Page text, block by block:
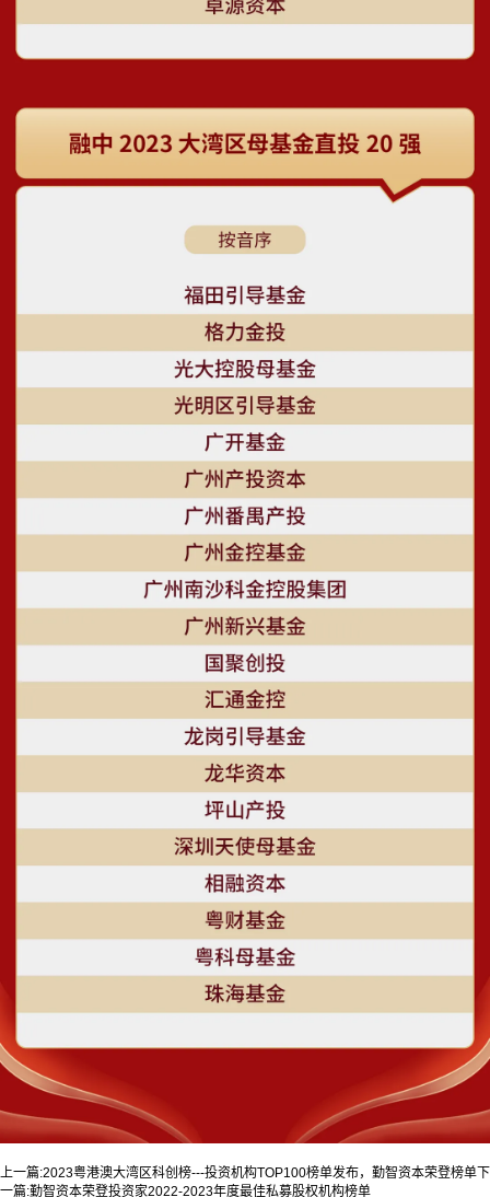
上一篇:2023粤港澳大湾区科创榜---投资机构TOP100榜单发布，勤智资本荣登榜单 下
一篇:勤智资本荣登投资家2022-2023年度最佳私募股权机构榜单